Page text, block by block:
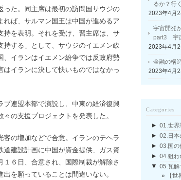
た。同主席は最初の訪問国サウジの
ば、サルマン国王は中国が進めるア
持を表明。それを受け、習主席は、サ
する」として、サウジのイエメン政
イランはイエメン紛争では反政府勢
イランに決して快いものではなかっ
ブ連盟本部で演説し、中東の経済復興
の支援プロジェクトを発表した。
の増加などで合意。イランのテヘラ
建設計画に中国が資金提供、ガス資
６日、合意され、国際制裁が解除さ
を願っていることは間違いない。
るか？行
2023年4月
宇宙開発
part3 宇
2023年4月
金融の構
2023年4月
Categories
► 01.世界
► 02.日本
► 03.国の
► 04.狙わ
▼ 05.瓦解
【